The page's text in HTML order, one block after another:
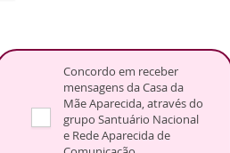
Concordo em receber
mensagens da Casa da
Mãe Aparecida, através do
grupo Santuário Nacional
e Rede Aparecida de